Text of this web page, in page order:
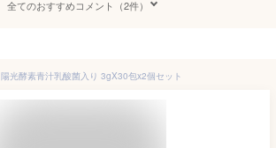
全てのおすすめコメント（2件）
陽光酵素青汁乳酸菌入り 3gX30包x2個セット